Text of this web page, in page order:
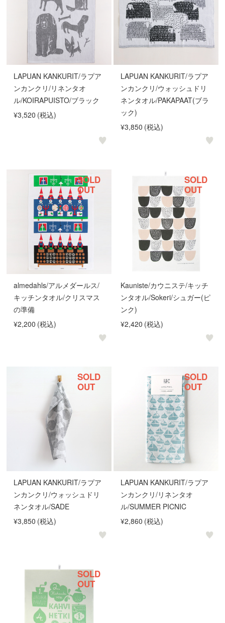
LAPUAN KANKURIT/ラプア
ンカンクリ/リネンタオ
ル/KOIRAPUISTO/ブラック
¥3,520 (税込)
LAPUAN KANKURIT/ラプア
ンカンクリ/ウォッシュドリ
ネンタオル/PAKAPAAT(ブラ
ック)
¥3,850 (税込)
almedahls/アルメダールス/
キッチンタオル/クリスマス
の準備
¥2,200 (税込)
SOLD
OUT
Kauniste/カウニステ/キッチ
ンタオル/Sokeri/シュガー(ピ
ンク)
¥2,420 (税込)
SOLD
OUT
LAPUAN KANKURIT/ラプア
ンカンクリ/ウォッシュドリ
ネンタオル/SADE
¥3,850 (税込)
SOLD
OUT
LAPUAN KANKURIT/ラプア
ンカンクリ/リネンタオ
ル/SUMMER PICNIC
¥2,860 (税込)
SOLD
OUT
SOLD
OUT